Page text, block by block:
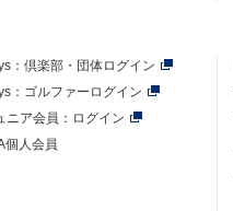
： 倶楽部・団体ログイン
：ゴルファーログイン
ニア会員：ログイン
個人会員